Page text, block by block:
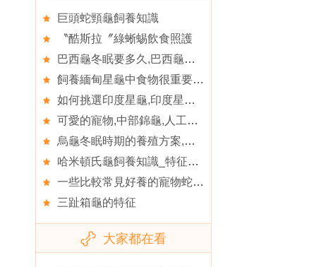
巨頭蛇頸龜飼養知識
〝酷斯拉〞綠蜥蜴飲食照護
巴西龜冬眠要多久,巴西龜有三種冬眠方式可選擇
飼養緬甸星龜中食物很重要,緬甸星龜的生活環境
如何挑選印度星龜,印度星龜的呼吸系統易患疾病
可愛的寵物,中部錦龜,人工飼養
烏龜冬眠時期的養殖方案,金錢烏龜冬天怎麼養
哈米頓氏龜飼養知識_特征_冬眠狀況,哈米頓氏龜
一些比較常見好養的寵物蛇,最常作為寵物飼養的蛇
三趾箱龜的特征
大家都在看